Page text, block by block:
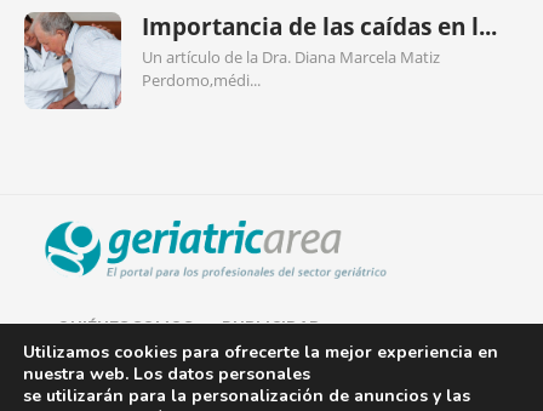
Importancia de las caídas en l...
Un artículo de la Dra. Diana Marcela Matiz
Perdomo,médi...
QUIÉNES SOMOS PUBLICIDAD
AVISO LEGAL
Utilizamos cookies para ofrecerte la mejor experiencia en
nuestra web. Los datos personales
se utilizarán para la personalización de anuncios y las